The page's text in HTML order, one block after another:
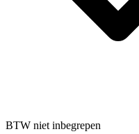
BTW niet inbegrepen